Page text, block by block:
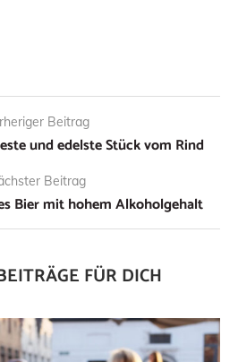
Beitrag
und edelste Stück vom Rind
Beitrag
Bier mit hohem Alkoholgehalt
FÜR DICH